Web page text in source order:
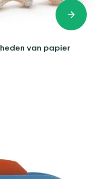
van papier